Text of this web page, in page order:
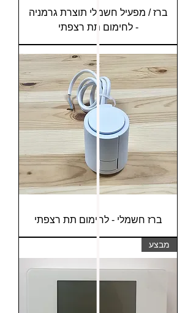
ברז / מפעיל חשמלי תוצרת גרמניה
- לחימום תת רצפתי
ברז חשמלי - לחימום תת רצפתי
מבצע